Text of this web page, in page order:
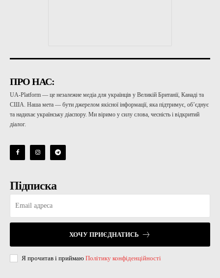
ПРО НАС:
UA-Platform — це незалежне медіа для українців у Великій Британії, Канаді та
США. Наша мета — бути джерелом якісної інформації, яка підтримує, об’єднує
та надихає українську діаспору. Ми віримо у силу слова, чесність і відкритий
діалог.
Підписка
ХОЧУ ПРИЄДНАТИСЬ
Я прочитав і приймаю Політику конфіденційності